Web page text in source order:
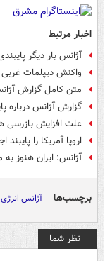
اخبار مرتبط
آژانس بار دیگر
واکنش دیپلمات
متن کامل گزارش
گزارش آژانس درباره
علت افزایش بازرسی
اروپا آمریکا را
آژانس: ایران هنوز به
برچسب‌ها آژانس
نظر شما